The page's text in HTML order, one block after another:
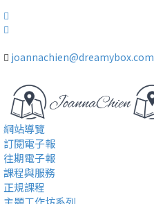
joannachien@dreamybox.com
網站導覽
訂閱電子報
往期電子報
課程與服務
正規課程